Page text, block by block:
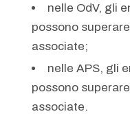
nelle OdV, gli
possono
associate;
nelle APS, gli
possono
associate.